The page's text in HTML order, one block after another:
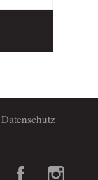
Datenschutz